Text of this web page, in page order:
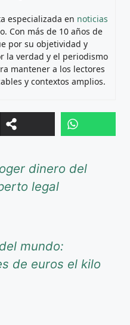
especializada en noticias
Con más de 10 años de
por su objetividad y
la verdad y el periodismo
mantener a los lectores
y contextos amplios.
dinero del
legal
mundo:
de euros el kilo